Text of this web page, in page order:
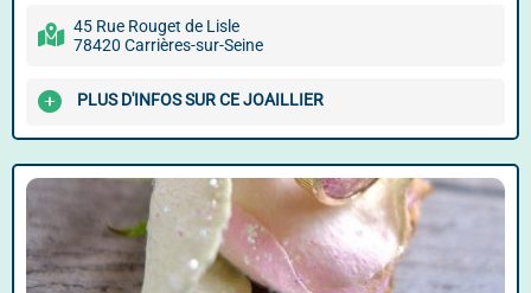
45 Rue Rouget de Lisle
78420 Carrières-sur-Seine
PLUS D'INFOS SUR CE JOAILLIER